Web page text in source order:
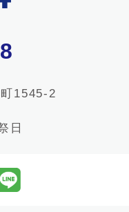
1545-2
日